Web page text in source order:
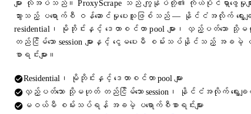
များ လိုအပ်သည်။ ProxyScrape သည် ကျွန်ုပ်တို့၏ ကိုယ်ပိုင်ရှာဖွေမှုမျ
သွားသည့် ပရောက်စီ ဝန်ဆောင်မှုပေးသူဖြစ်သည် — နိုင်ငံအလိုက် ရွေးခ
residential၊ မိုဘိုင်းနှင့် ဒေတာစင်တာ pool များ၊ လှည့်ပတ်သော သို့
တည်ငြိမ်သော session များနှင့် ငွေမပေးမီ စမ်းသပ်နိုင်သည့် အခမဲ့
စာရင်းများ။
Residential၊ မိုဘိုင်းနှင့် ဒေတာစင်တာ pool များ
လှည့်ပတ်သော သို့မဟုတ် တည်ငြိမ်သော session၊ နိုင်ငံအလိုက် ရွေးခ
မဝယ်မီ စမ်းသပ်ရန် အခမဲ့ ပရောက်စီစာရင်းများ